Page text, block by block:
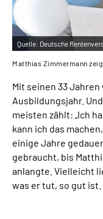
Quelle: Deutsche
Matthias Zimmermann
Mit seinen 33
Ausbildungsjahr.
meisten zählt: „Ich
kann ich das
einige Jahre
gebraucht, bis
anlangte. Vielleicht
was er tut, so gut ist.